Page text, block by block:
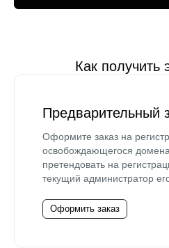
Как получить
Предварительный
Оформите заказ на
освобождающегося
претендовать на
текущий администратор
Оформить заказ